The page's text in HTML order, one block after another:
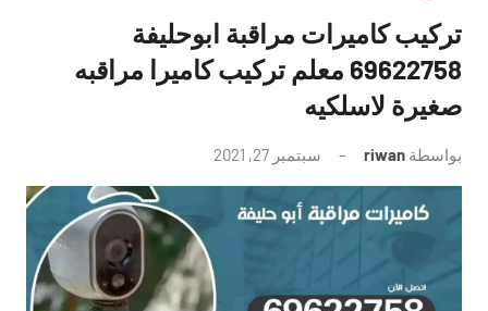
بالكويت
تركيب كاميرات مراقبة ابوحليفة
69622758 معلم تركيب كاميرا مراقبه
صغيرة لاسلكيه
بواسطة riwan سبتمبر 27, 2021
توجد
تعليقات